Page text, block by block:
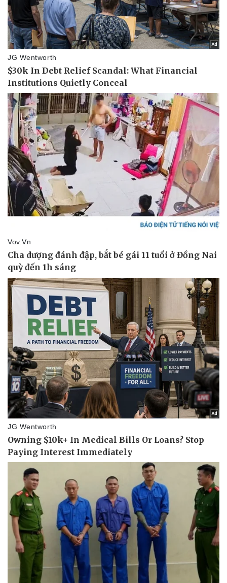
Sức khỏe
Dinh dưỡng - món ngon
Cây thuốc
Sản phụ khoa
Nhi khoa
Nam khoa
Làm đẹp - giảm cân
Phòng mạch online
Ăn sạch sống khỏe
Đời sống
Nhà đẹp
Blog
Tình yêu - Gia đình